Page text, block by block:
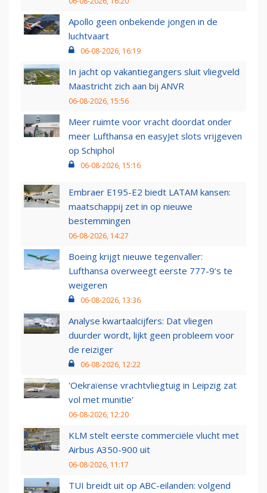
Apollo geen onbekende jongen in de
luchtvaart
06-08-2026, 16:19
In jacht op vakantiegangers sluit vliegveld
Maastricht zich aan bij ANVR
06-08-2026, 15:56
Meer ruimte voor vracht doordat onder
meer Lufthansa en easyJet slots vrijgeven
op Schiphol
06-08-2026, 15:16
Embraer E195-E2 biedt LATAM kansen:
maatschappij zet in op nieuwe
bestemmingen
06-08-2026, 14:27
Boeing krijgt nieuwe tegenvaller:
Lufthansa overweegt eerste 777-9’s te
weigeren
06-08-2026, 13:36
Analyse kwartaalcijfers: Dat vliegen
duurder wordt, lijkt geen probleem voor
de reiziger
06-08-2026, 12:22
'Oekraïense vrachtvliegtuig in Leipzig zat
vol met munitie'
06-08-2026, 12:20
KLM stelt eerste commerciële vlucht met
Airbus A350-900 uit
06-08-2026, 11:17
TUI breidt uit op ABC-eilanden: volgend